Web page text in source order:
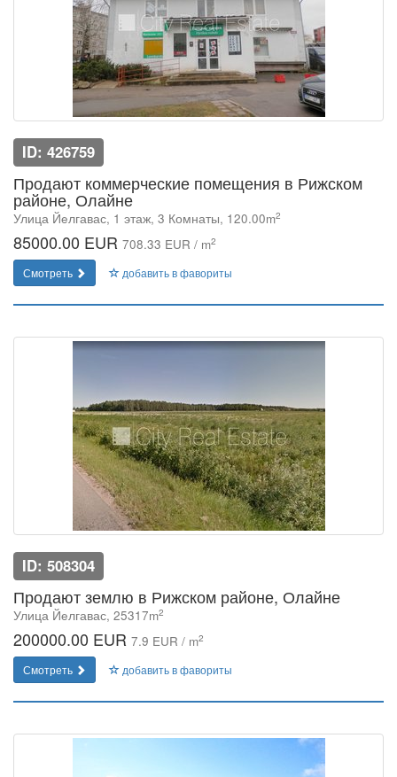
ID: 426759
Продают коммерческие помещения в Рижском
районе, Олайне
Улица Йeлгавас, 1 этаж, 3 Комнаты, 120.00m2
85000.00 EUR 708.33 EUR / m2
Смотреть добавить в фавориты
ID: 508304
Продают землю в Рижском районе, Олайне
Улица Йeлгавас, 25317m2
200000.00 EUR 7.9 EUR / m2
Смотреть добавить в фавориты